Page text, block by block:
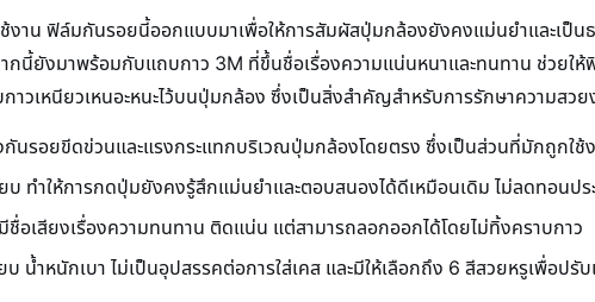
าน ฟิล์มกันรอยนี้ออกแบบมาเพื่อให้การสัมผัสปุ่มกล้องยังคงแม่นยำและเป็น
นี้ยังมาพร้อมกับแถบกาว 3M ที่ขึ้นชื่อเรื่องความแน่นหนาและทนทาน ช่วยใ
วเหนียวเหนอะหนะไว้บนปุ่มกล้อง ซึ่งเป็นสิ่งสำคัญสำหรับการรักษาความสวย
นรอยขีดข่วนและแรงกระแทกบริเวณปุ่มกล้องโดยตรง ซึ่งเป็นส่วนที่มักถูกใช้
บ ทำให้การกดปุ่มยังคงรู้สึกแม่นยำและตอบสนองได้ดีเหมือนเดิม ไม่ลดทอนป
อเสียงเรื่องความทนทาน ติดแน่น แต่สามารถลอกออกได้โดยไม่ทิ้งคราบกาว
น้ำหนักเบา ไม่เป็นอุปสรรคต่อการใส่เคส และมีให้เลือกถึง 6 สีสวยหรูเพื่อปรั